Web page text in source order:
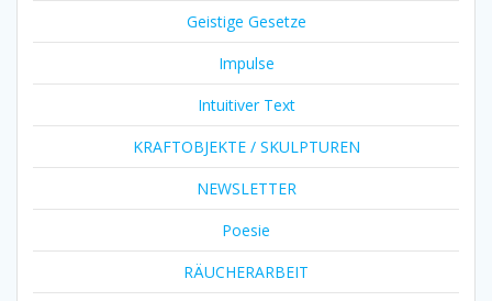
Geistige Gesetze
Impulse
Intuitiver Text
KRAFTOBJEKTE / SKULPTUREN
NEWSLETTER
Poesie
RÄUCHERARBEIT